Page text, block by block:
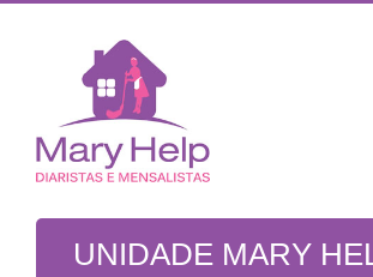
UNIDADE MARY